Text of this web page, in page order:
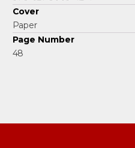
Cover
Paper
Page Number
48